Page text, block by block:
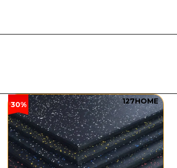
30% 127HOME